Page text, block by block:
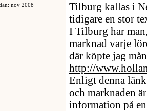
nov 2008
Tilburg kallas i
tidigare en stor
I Tilburg har
marknad varje
där köpte jag
http://
Enligt denna
och marknaden
information på